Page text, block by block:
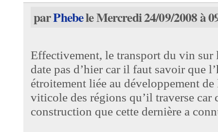
parPhebele Mercredi 24/09/2008 à
Effectivement, le transport du vin sur
date pas d’hier car il faut savoir que
étroitement liée au développement
viticole des régions qu’il traverse car
construction que cette dernière a